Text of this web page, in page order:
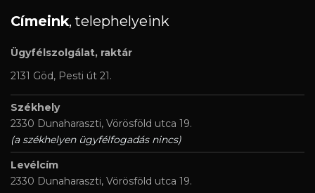
Címeink, telephelyeink
Ügyfélszolgálat, raktár
2131 Göd, Pesti út 21.
Székhely
2330 Dunaharaszti, Vörösföld utca 19.
(a székhelyen ügyfélfogadás nincs)
Levélcím
2330 Dunaharaszti, Vörösföld utca 19.